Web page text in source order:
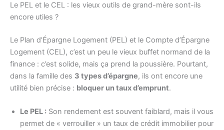
Le PEL et le CEL : les vieux outils de grand-mère sont-ils
encore utiles ?
Le Plan d’Épargne Logement (PEL) et le Compte d’Épargne
Logement (CEL), c’est un peu le vieux buffet normand de la
finance : c’est solide, mais ça prend la poussière. Pourtant,
dans la famille des 3 types d’épargne, ils ont encore une
utilité bien précise : bloquer un taux d’emprunt.
Le PEL : Son rendement est souvent faiblard, mais il vous
permet de « verrouiller » un taux de crédit immobilier pour